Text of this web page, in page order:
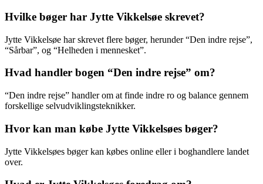
Hvilke bøger har Jytte Vikkelsøe skrevet?
Jytte Vikkelsøe har skrevet flere bøger, herunder “Den indre rejse”,
“Sårbar”, og “Helheden i mennesket”.
Hvad handler bogen “Den indre rejse” om?
“Den indre rejse” handler om at finde indre ro og balance gennem
forskellige selvudviklingsteknikker.
Hvor kan man købe Jytte Vikkelsøes bøger?
Jytte Vikkelsøes bøger kan købes online eller i boghandlere landet
over.